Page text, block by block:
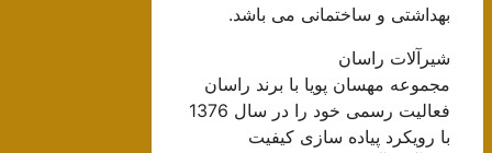
بهداشتی و ساختمانی می باشد.
شیرآلات راسان
مجموعه مهسان پویا با برند راسان
فعالیت رسمی خود را در سال 1376
با رویکرد پیاده سازی کیفیت